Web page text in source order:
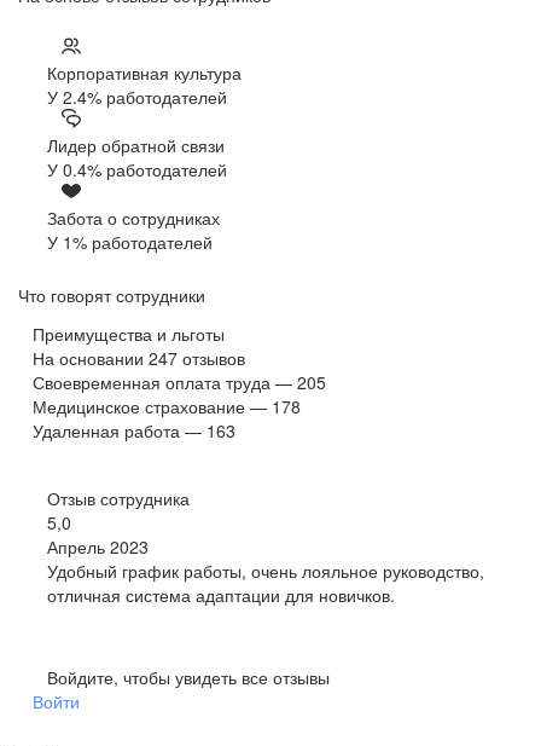
Корпоративная культура
У 2.4% работодателей
Лидер обратной связи
У 0.4% работодателей
Забота о сотрудниках
У 1% работодателей
Что говорят сотрудники
Преимущества и льготы
На основании 247 отзывов
Своевременная оплата труда — 205
Медицинское страхование — 178
Удаленная работа — 163
Отзыв сотрудника
5,0
Апрель 2023
Удобный график работы, очень лояльное руководство,
отличная система адаптации для новичков.
Войдите, чтобы увидеть все отзывы
Войти